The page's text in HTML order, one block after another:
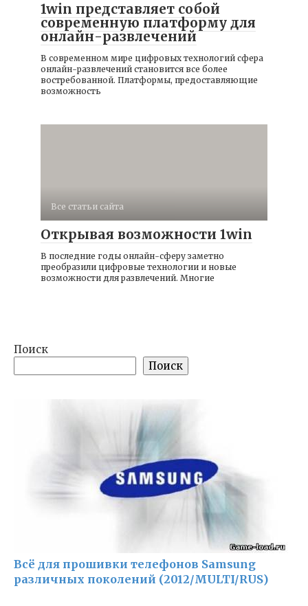
1win представляет собой
современную платформу для
онлайн-развлечений
В современном мире цифровых технологий сфера
онлайн-развлечений становится все более
востребованной. Платформы, предоставляющие
возможность
Все статьи сайта
Открывая возможности 1win
В последние годы онлайн-сферу заметно
преобразили цифровые технологии и новые
возможности для развлечений. Многие
Поиск
Поиск
Всё для прошивки телефонов Samsung
различных поколений (2012/MULTI/RUS)